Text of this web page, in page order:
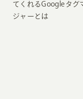
てくれるGoogleタグ
ジャーとは